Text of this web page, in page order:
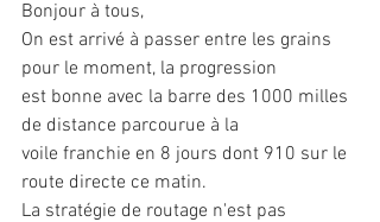
Bonjour à tous,
On est arrivé à passer entre les grains
pour le moment, la progression
est bonne avec la barre des 1000 milles
de distance parcourue à la
voile franchie en 8 jours dont 910 sur le
route directe ce matin.
La stratégie de routage n'est pas